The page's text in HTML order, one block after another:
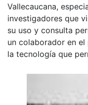
Vallecaucana,
investigadores que
su uso y consulta
un colaborador en
la tecnología que